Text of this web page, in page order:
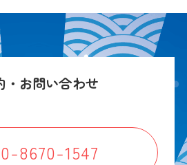
・お問い合わせ
8670-1547